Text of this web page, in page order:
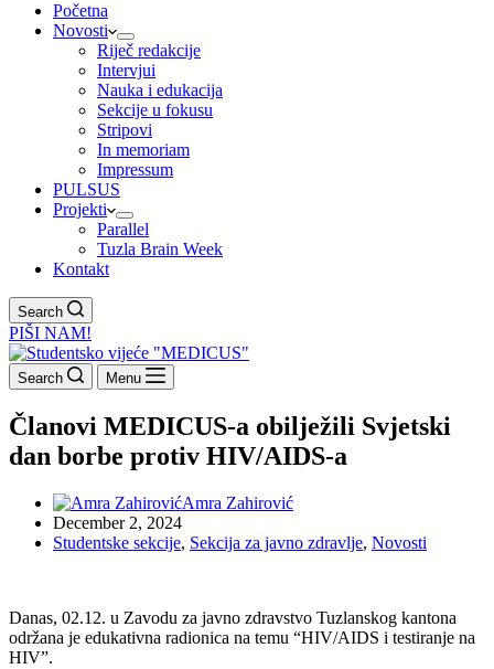
Početna
Novosti
Riječ redakcije
Intervjui
Nauka i edukacija
Sekcije u fokusu
Stripovi
In memoriam
Impressum
PULSUS
Projekti
Parallel
Tuzla Brain Week
Kontakt
Search
PIŠI NAM!
Search Menu
Članovi MEDICUS-a obilježili Svjetski
dan borbe protiv HIV/AIDS-a
Amra Zahirović
December 2, 2024
Studentske sekcije, Sekcija za javno zdravlje, Novosti
Danas, 02.12. u Zavodu za javno zdravstvo Tuzlanskog kantona
održana je edukativna radionica na temu “HIV/AIDS i testiranje na
HIV”.